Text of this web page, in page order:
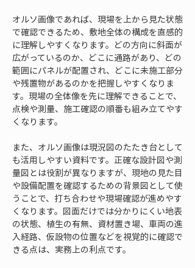
オルソ画像であれば、現場を上から見た状態
で確認できるため、敷地全体の構成を直感的
に理解しやすくなります。どの方向に斜面が
広がっているのか、どこに通路があり、どの
範囲にパネルが配置され、どこに未施工部分
や残置物があるのかを把握しやすくなりま
す。現場の全体像を先に理解できることで、
点検や測量、施工確認の順番も組み立てやす
くなります。
また、オルソ画像は現況図のたたき台として
も活用しやすい資料です。正確な設計図や測
量図とは役割が異なりますが、現地の見た目
や設備配置を確認するための背景図として使
うことで、打ち合わせや現場確認が進めやす
くなります。図面だけでは分かりにくい地表
の状態、植生の有無、資材置き場、車両の進
入経路、仮設物の位置などを視覚的に確認で
きる点は、実務上の利点です。